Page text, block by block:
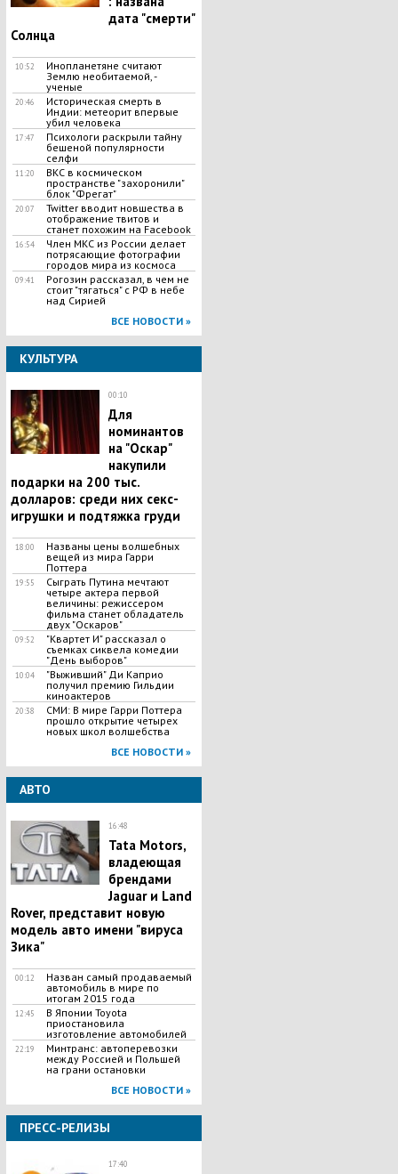
дата "смерти"
Солнца
10:52
Инопланетяне считают
Землю необитаемой, -
ученые
20:46
Историческая смерть в
Индии: метеорит впервые
убил человека
17:47
Психологи раскрыли тайну
бешеной популярности
селфи
11:20
ВКС в космическом
пространстве "захоронили"
блок "Фрегат"
20:07
Twitter вводит новшества в
отображение твитов и
станет похожим на Facebook
16:54
Член МКС из России делает
потрясающие фотографии
городов мира из космоса
09:41
Рогозин рассказал, в чем не
стоит "тягаться" с РФ в небе
над Сирией
ВСЕ НОВОСТИ »
КУЛЬТУРА
00:10
Для
номинантов
на "Оскар"
накупили
подарки на 200 тыс.
долларов: среди них секс-
игрушки и подтяжка груди
18:00
Названы цены волшебных
вещей из мира Гарри
Поттера
19:55
Сыграть Путина мечтают
четыре актера первой
величины: режиссером
фильма станет обладатель
двух "Оскаров"
09:52
"Квартет И" рассказал о
съемках сиквела комедии
"День выборов"
10:04
"Выживший" Ди Каприо
получил премию Гильдии
киноактеров
20:38
СМИ: В мире Гарри Поттера
прошло открытие четырех
новых школ волшебства
ВСЕ НОВОСТИ »
АВТО
16:48
Tata Motors,
владеющая
брендами
Jaguar и Land
Rover, представит новую
модель авто имени "вируса
Зика"
00:12
Назван самый продаваемый
автомобиль в мире по
итогам 2015 года
12:45
В Японии Toyota
приостановила
изготовление автомобилей
22:19
Минтранс: автоперевозки
между Россией и Польшей
на грани остановки
ВСЕ НОВОСТИ »
ПРЕСС-РЕЛИЗЫ
17:40